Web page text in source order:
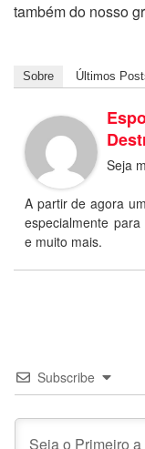
também do nosso
Sobre Últimos
Seja
A partir de agora
especialmente
e muito mais.
Subscribe